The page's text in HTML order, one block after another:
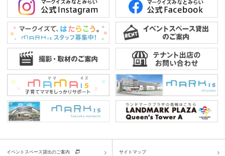
イベントスペース貸出のご案内 サイトマップ